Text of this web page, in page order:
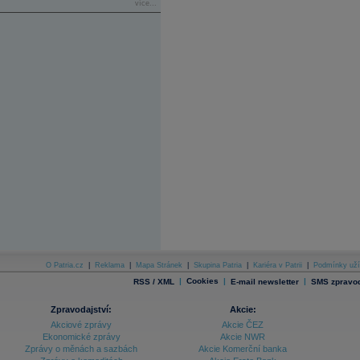
více...
O Patria.cz Reklama Mapa Stránek Skupina Patria Kariéra v Patrii Podmínky
RSS / XML | Cookies | E-mail newsletter | SMS
Zpravodajství:
Akciové zprávy
Ekonomické zprávy
Zprávy o měnách a sazbách
Akcie:
Akcie ČEZ
Akcie NWR
Akcie Komerční banka